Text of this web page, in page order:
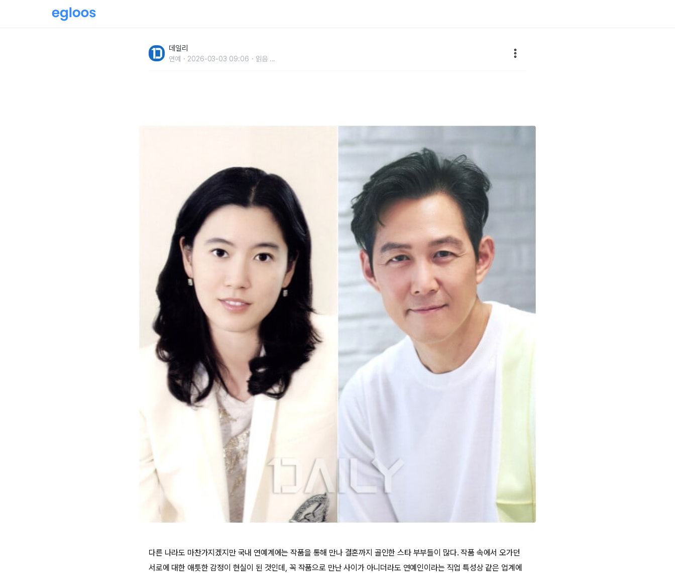
데일리
연예 2026-03-03 09:06 읽음 ...
다른 나라도 마찬가지겠지만 국내 연예계에는 작품을 통해 만나 결혼까지 골인한 스타 부부들이 많다. 작품 속에서 오가던
서로에 대한 애틋한 감정이 현실이 된 것인데, 꼭 작품으로 만난 사이가 아니더라도 연예인이라는 직업 특성상 같은 업계에